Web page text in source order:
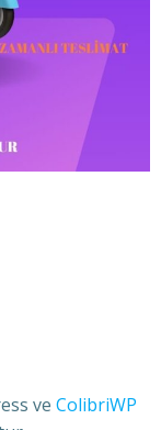
ve ColibriWP